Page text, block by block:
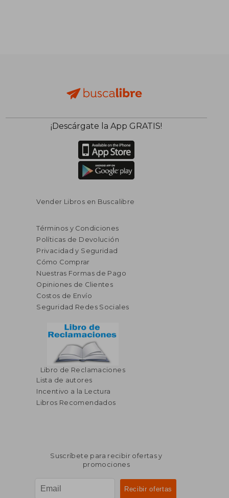
¡Descárgate la App GRATIS!
Vender Libros en Buscalibre
Términos y Condiciones
Políticas de Devolución
Privacidad y Seguridad
Cómo Comprar
Nuestras Formas de Pago
Opiniones de Clientes
Costos de Envío
Seguridad Redes Sociales
Libro de Reclamaciones
Lista de autores
Incentivo a la Lectura
Libros Recomendados
Suscríbete para recibir ofertas y
promociones